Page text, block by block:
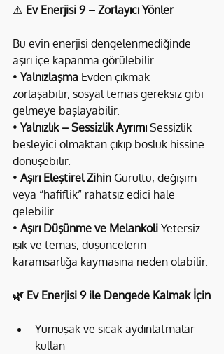
⚠️ Ev Enerjisi 9 – Zorlayıcı Yönler
Bu evin enerjisi dengelenmediğinde
aşırı içe kapanma görülebilir.
• Yalnızlaşma Evden çıkmak
zorlaşabilir, sosyal temas gereksiz gibi
gelmeye başlayabilir.
• Yalnızlık – Sessizlik Ayrımı Sessizlik
besleyici olmaktan çıkıp boşluk hissine
dönüşebilir.
• Aşırı Eleştirel Zihin Gürültü, değişim
veya “hafiflik” rahatsız edici hale
gelebilir.
• Aşırı Düşünme ve Melankoli Yetersiz
ışık ve temas, düşüncelerin
karamsarlığa kaymasına neden olabilir.
🌿 Ev Enerjisi 9 ile Dengede Kalmak İçin
Yumuşak ve sıcak aydınlatmalar
kullan